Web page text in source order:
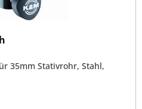
35mm Stativrohr, Stahl,